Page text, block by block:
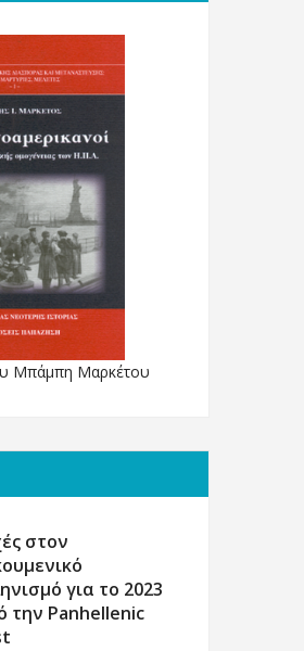
Μπάμπη Μαρκέτου
στον
για το 2023
την Panhellenic